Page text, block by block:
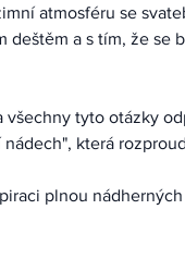
atmosféru se
deštěm a s tím, že se
nádech", která
plnou